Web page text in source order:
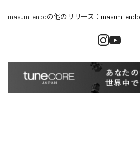
masumi endoの他のリリース： masumi endo